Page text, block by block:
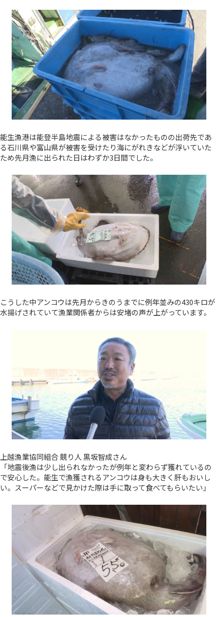
能生漁港は能登半島地震による被害はなかったものの出荷先であ
る石川県や富山県が被害を受けたり海にがれきなどが浮いていた
ため先月漁に出られた日はわずか3日間でした。
こうした中アンコウは先月からきのうまでに例年並みの430キロが
水揚げされていて漁業関係者からは安堵の声が上がっています。
上越漁業協同組合 競り人 黒坂智成さん
「地震後漁は少し出られなかったが例年と変わらず獲れているの
で安心した。能生で漁獲されるアンコウは身も大きく肝もおいし
い。スーパーなどで見かけた際は手に取って食べてもらいたい」